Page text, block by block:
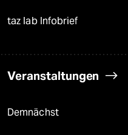
taz lab Infobrief
Veranstaltungen
Demnächst